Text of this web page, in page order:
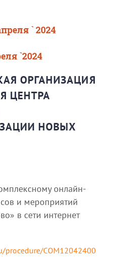
` 2024
`2024
ОРГАНИЗАЦИЯ
ЦЕНТРА
НОВЫХ
онлайн-
и мероприятий
в сети интернет
procedure/COM12042400